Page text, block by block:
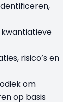
kwantiatieve
risico’s en
om
op basis